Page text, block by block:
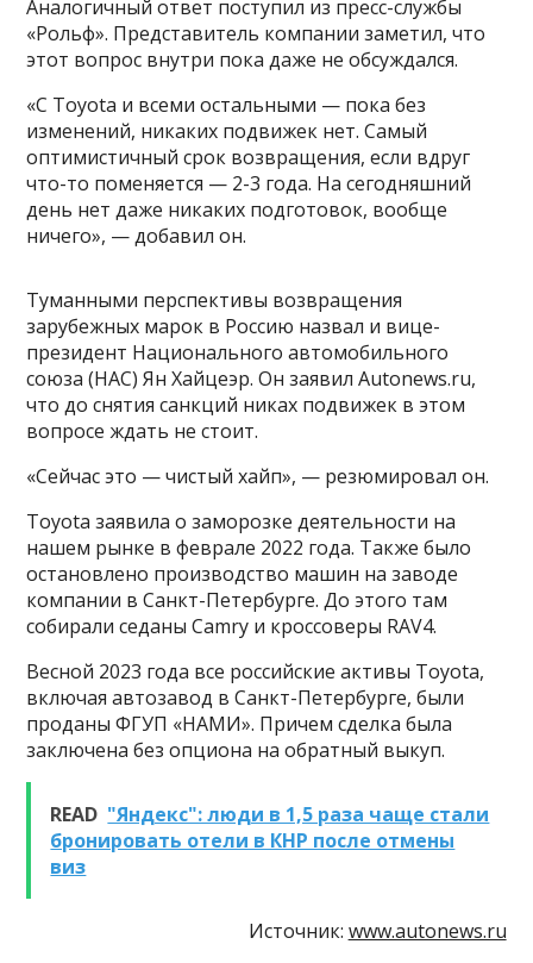
Аналогичный ответ поступил из пресс-службы
«Рольф». Представитель компании заметил, что
этот вопрос внутри пока даже не обсуждался.
«С Toyota и всеми остальными — пока без
изменений, никаких подвижек нет. Самый
оптимистичный срок возвращения, если вдруг
что-то поменяется — 2-3 года. На сегодняшний
день нет даже никаких подготовок, вообще
ничего», — добавил он.
Туманными перспективы возвращения
зарубежных марок в Россию назвал и вице-
президент Национального автомобильного
союза (НАС) Ян Хайцеэр. Он заявил Autonews.ru,
что до снятия санкций никах подвижек в этом
вопросе ждать не стоит.
«Сейчас это — чистый хайп», — резюмировал он.
Toyota заявила о заморозке деятельности на
нашем рынке в феврале 2022 года. Также было
остановлено производство машин на заводе
компании в Санкт-Петербурге. До этого там
собирали седаны Camry и кроссоверы RAV4.
Весной 2023 года все российские активы Toyota,
включая автозавод в Санкт-Петербурге, были
проданы ФГУП «НАМИ». Причем сделка была
заключена без опциона на обратный выкуп.
READ "Яндекс": люди в 1,5 раза чаще стали
бронировать отели в КНР после отмены
виз
Источник: www.autonews.ru